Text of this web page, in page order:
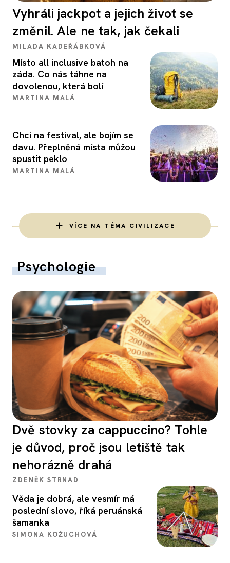
Vyhráli jackpot a jejich život se
změnil. Ale ne tak, jak čekali
MILADA KADEŘÁBKOVÁ
Místo all inclusive batoh na
záda. Co nás táhne na
dovolenou, která bolí
MARTINA MALÁ
Chci na festival, ale bojím se
davu. Přeplněná místa můžou
spustit peklo
MARTINA MALÁ
VÍCE NA TÉMA CIVILIZACE
Psychologie
Dvě stovky za cappuccino? Tohle
je důvod, proč jsou letiště tak
nehorázně drahá
ZDENĚK STRNAD
Věda je dobrá, ale vesmír má
poslední slovo, říká peruánská
šamanka
SIMONA KOŽUCHOVÁ